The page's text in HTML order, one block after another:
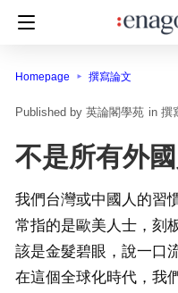
Homepage 撰寫論文
英論閣學苑 in 撰
不是所有外
我們台灣或中國人的習
常指的是歐美人士，刻
該是金髮碧眼，說一口
在這個全球化時代，我